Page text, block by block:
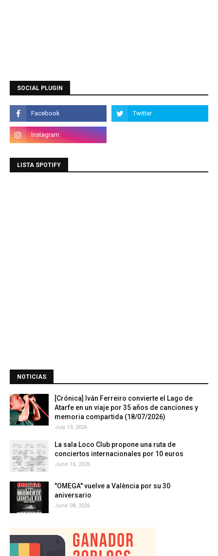
SOCIAL PLUGIN
LISTA SPOTIFY
NOTICIAS
[Crónica] Iván Ferreiro convierte el Lago de
Atarfe en un viaje por 35 años de canciones y
memoria compartida (18/07/2026)
July 19, 2026
La sala Loco Club propone una ruta de
conciertos internacionales por 10 euros
June 16, 2026
"OMEGA" vuelve a València por su 30
aniversario
June 08, 2026